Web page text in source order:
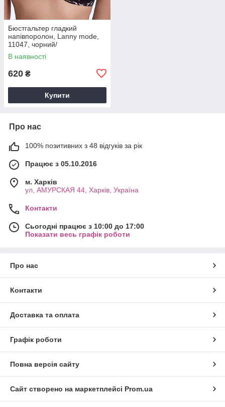
Бюстгальтер гладкий
напівпоролон, Lanny mode,
11047, чорний/
леопард,чашка E.
В наявності
620 ₴
Купити
Про нас
100% позитивних з 48 відгуків за рік
Працює з 05.10.2016
м. Харків
ул, АМУРСКАЯ 44, Харків, Україна
Контакти
Сьогодні працює з 10:00 до 17:00
Показати весь графік роботи
Про нас
Контакти
Доставка та оплата
Графік роботи
Повна версія сайту
Сайт створено на маркетплейсі Prom.ua